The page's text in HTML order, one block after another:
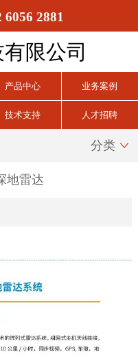
6056 2881
限公司
产品中心 业务案例
技术支持 人才招聘
分类 
地雷达